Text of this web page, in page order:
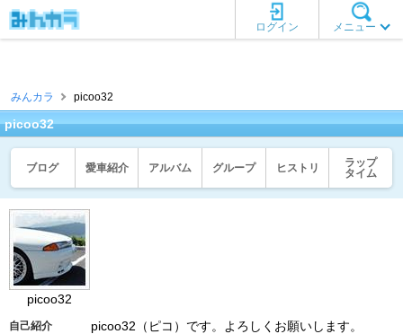
メニュー
ログイン
みんカラ picoo32
picoo32
ブログ 愛車紹介 アルバム グループ ヒストリ
ラップ
タイム
picoo32
自己紹介
picoo32（ピコ）です。よろしくお願いします。